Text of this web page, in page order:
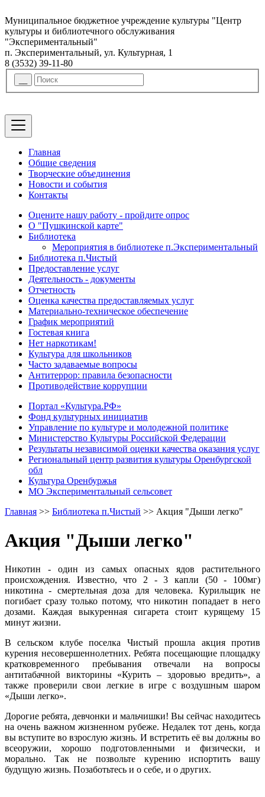
Муниципальное бюджетное учреждение культуры "Центр
культуры и библиотечного обслуживания
"Экспериментальный"
п. Экспериментальный, ул. Культурная, 1
8 (3532) 39-11-80
Главная
Общие сведения
Творческие объединения
Новости и события
Контакты
Оцените нашу работу - пройдите опрос
О "Пушкинской карте"
Библиотека
Мероприятия в библиотеке п.Экспериментальный
Библиотека п.Чистый
Предоставление услуг
Деятельность - документы
Отчетность
Оценка качества предоставляемых услуг
Материально-техническое обеспечение
График мероприятий
Гостевая книга
Нет наркотикам!
Культура для школьников
Часто задаваемые вопросы
Антитеррор: правила безопасности
Противодействие коррупции
Портал «Культура.РФ»
Фонд культурных инициатив
Управление по культуре и молодежной политике
Министерство Культуры Российской Федерации
Результаты независимой оценки качества оказания услуг
Региональный центр развития культуры Оренбургской
обл
Культура Оренбуржья
МО Экспериментальный сельсовет
Главная >> Библиотека п.Чистый >> Акция "Дыши легко"
Акция "Дыши легко"
Никотин - один из самых опасных ядов растительного
происхождения. Известно, что 2 - 3 капли (50 - 100мг)
никотина - смертельная доза для человека. Курильщик не
погибает сразу только потому, что никотин попадает в него
дозами. Каждая выкуренная сигарета стоит курящему 15
минут жизни.
В сельском клубе поселка Чистый прошла акция против
курения несовершеннолетних. Ребята посещающие площадку
кратковременного пребывания отвечали на вопросы
антитабачной викторины «Курить – здоровью вредить», а
также проверили свои легкие в игре с воздушным шаром
«Дыши легко».
Дорогие ребята, девчонки и мальчишки! Вы сейчас находитесь
на очень важном жизненном рубеже. Недалек тот день, когда
вы вступите во взрослую жизнь. И встретить её вы должны во
всеоружии, хорошо подготовленными и физически, и
морально. Так не позвольте курению испортить вашу
будущую жизнь. Позаботьтесь и о себе, и о других.